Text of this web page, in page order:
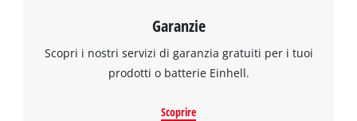
visitor. The website owner needs to setup
the site with their CMP to add this content
to the list of technologies used.
Powered byUsercentrics Consent
Garanzie
Scopri i nostri servizi di garanzia gratuiti per i tuoi
prodotti o batterie Einhell.
Scoprire